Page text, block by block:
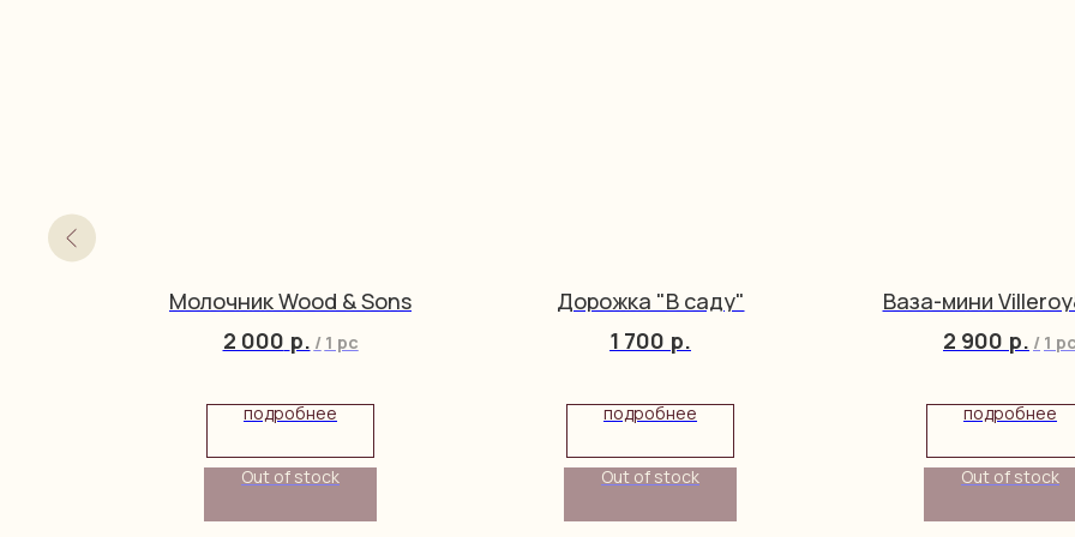
Молочник Wood & Sons
2 000 р. / 1 pc
подробнее
Out of stock
Дорожка "В саду"
1 700 р.
подробнее
Out of stock
Ваза-мини
2 900 р. / 1 pc
подробнее
Out of stock